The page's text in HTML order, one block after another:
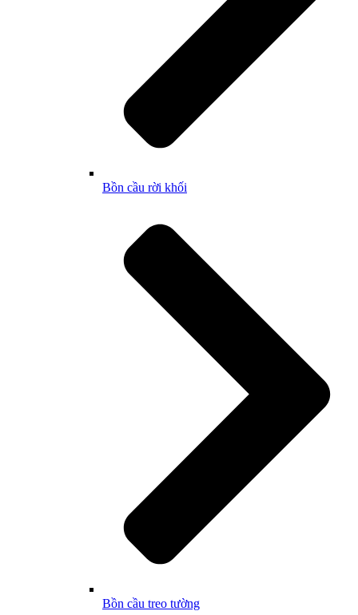
Bồn cầu rời khối
Bồn cầu treo tường